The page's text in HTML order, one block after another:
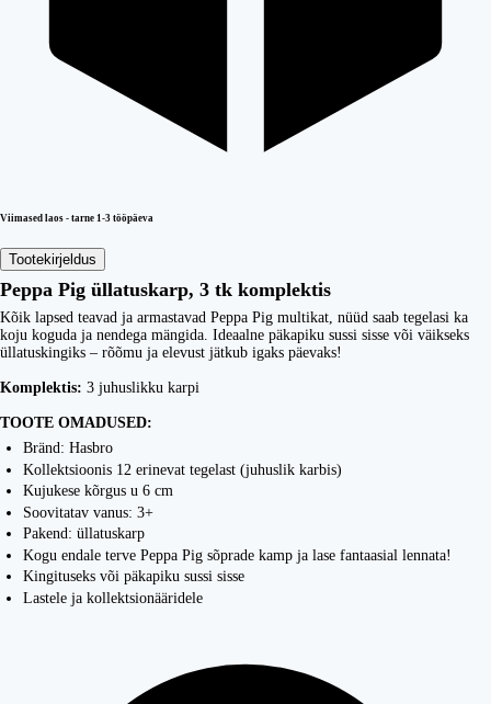
Viimased laos - tarne 1-3 tööpäeva
Tootekirjeldus
Peppa Pig üllatuskarp, 3 tk komplektis
Kõik lapsed teavad ja armastavad Peppa Pig multikat, nüüd saab tegelasi ka
koju koguda ja nendega mängida. Ideaalne päkapiku sussi sisse või väikseks
üllatuskingiks – rõõmu ja elevust jätkub igaks päevaks!
Komplektis: 3 juhuslikku karpi
TOOTE OMADUSED:
Bränd: Hasbro
Kollektsioonis 12 erinevat tegelast (juhuslik karbis)
Kujukese kõrgus u 6 cm
Soovitatav vanus: 3+
Pakend: üllatuskarp
Kogu endale terve Peppa Pig sõprade kamp ja lase fantaasial lennata!
Kingituseks või päkapiku sussi sisse
Lastele ja kollektsionääridele